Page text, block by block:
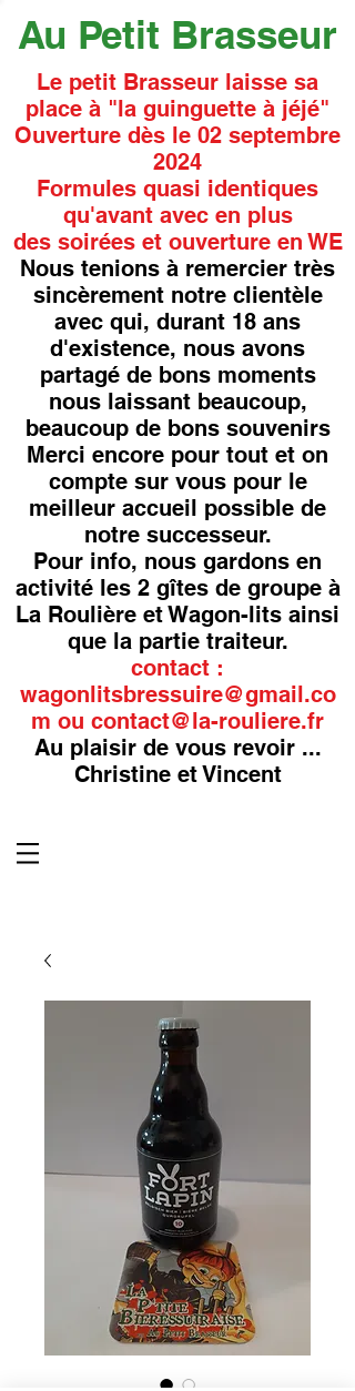
Au Petit Brasseur
Le petit Brasseur laisse sa
place à "la guinguette à jéjé"
Ouverture dès le 02 septembre
2024
Formules quasi identiques
qu'avant avec en plus
des soirées et ouverture en WE
Nous tenions à remercier très
sincèrement notre clientèle
avec qui, durant 18 ans
d'existence, nous avons
partagé de bons moments
nous laissant beaucoup,
beaucoup de bons souvenirs
Merci encore pour tout et on
compte sur vous pour le
meilleur accueil possible de
notre successeur.
Pour info, nous gardons en
activité les 2 gîtes de groupe à
La Roulière et Wagon-lits ainsi
que la partie traiteur.
contact :
wagonlitsbressuire@gmail.co
m ou contact@la-rouliere.fr
Au plaisir de vous revoir ...
Christine et Vincent